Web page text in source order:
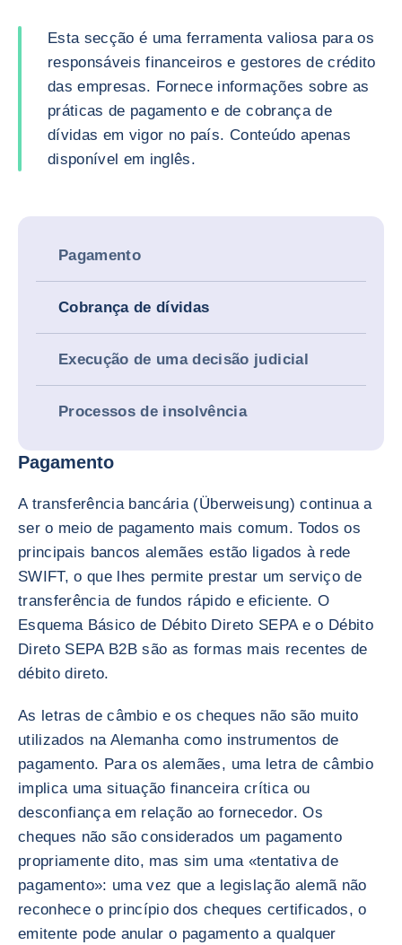
Esta secção é uma ferramenta valiosa para os
responsáveis financeiros e gestores de crédito
das empresas. Fornece informações sobre as
práticas de pagamento e de cobrança de
dívidas em vigor no país. Conteúdo apenas
disponível em inglês.
Pagamento
Cobrança de dívidas
Execução de uma decisão judicial
Processos de insolvência
Pagamento
A transferência bancária (Überweisung) continua a
ser o meio de pagamento mais comum. Todos os
principais bancos alemães estão ligados à rede
SWIFT, o que lhes permite prestar um serviço de
transferência de fundos rápido e eficiente. O
Esquema Básico de Débito Direto SEPA e o Débito
Direto SEPA B2B são as formas mais recentes de
débito direto.
As letras de câmbio e os cheques não são muito
utilizados na Alemanha como instrumentos de
pagamento. Para os alemães, uma letra de câmbio
implica uma situação financeira crítica ou
desconfiança em relação ao fornecedor. Os
cheques não são considerados um pagamento
propriamente dito, mas sim uma «tentativa de
pagamento»: uma vez que a legislação alemã não
reconhece o princípio dos cheques certificados, o
emitente pode anular o pagamento a qualquer